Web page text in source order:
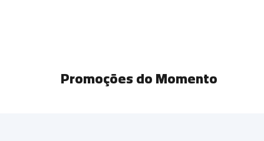
Promoções do Momento